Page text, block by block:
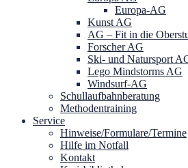
Europa-AG
Kunst AG
AG – Fit in die
Forscher AG
Ski- und Natursport
Lego Mindstorms AG
Windsurf-AG
Schullaufbahnberatung
Methodentraining
Service
Hinweise/Formulare/Termine
Hilfe im Notfall
Kontakt